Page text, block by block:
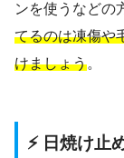
ンを使うなどの
てるのは凍傷や
けましょう。
⚡ 日焼け止